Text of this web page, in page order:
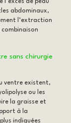
de peau
abdominaux,
l’extraction
sans chirurgie
ventre existent,
ou les
la graisse et
à la
indiquées